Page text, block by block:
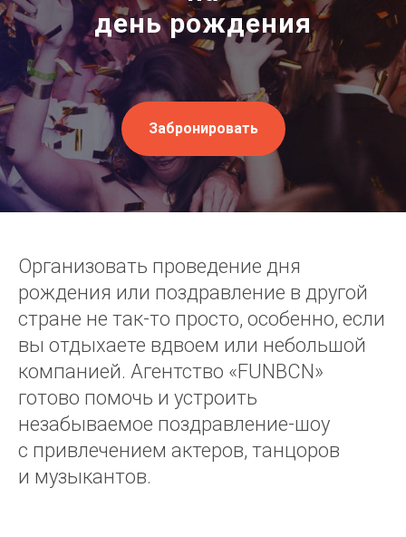
день рождения
Забронировать
Организовать проведение дня
рождения или поздравление в другой
стране не так-то просто, особенно, если
вы отдыхаете вдвоем или небольшой
компанией. Агентство «FUNBCN»
готово помочь и устроить
незабываемое поздравление-шоу
с привлечением актеров, танцоров
и музыкантов.